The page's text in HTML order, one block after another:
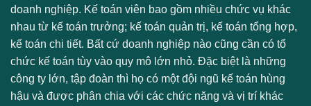
doanh nghiệp. Kế toán viên bao gồm nhiều chức vụ khác
nhau từ kế toán trưởng; kế toán quản trị, kế toán tổng hợp,
kế toán chi tiết. Bất cứ doanh nghiệp nào cũng cần có tổ
chức kế toán tùy vào quy mô lớn nhỏ. Đặc biệt là những
công ty lớn, tập đoàn thì họ có một đội ngũ kế toán hùng
hậu và được phân chia với các chức năng và vị trí khác